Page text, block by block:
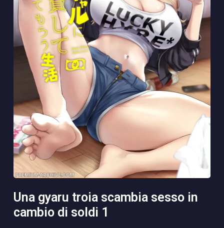
una gyaru troia scambia sesso in
cambio di soldi 1